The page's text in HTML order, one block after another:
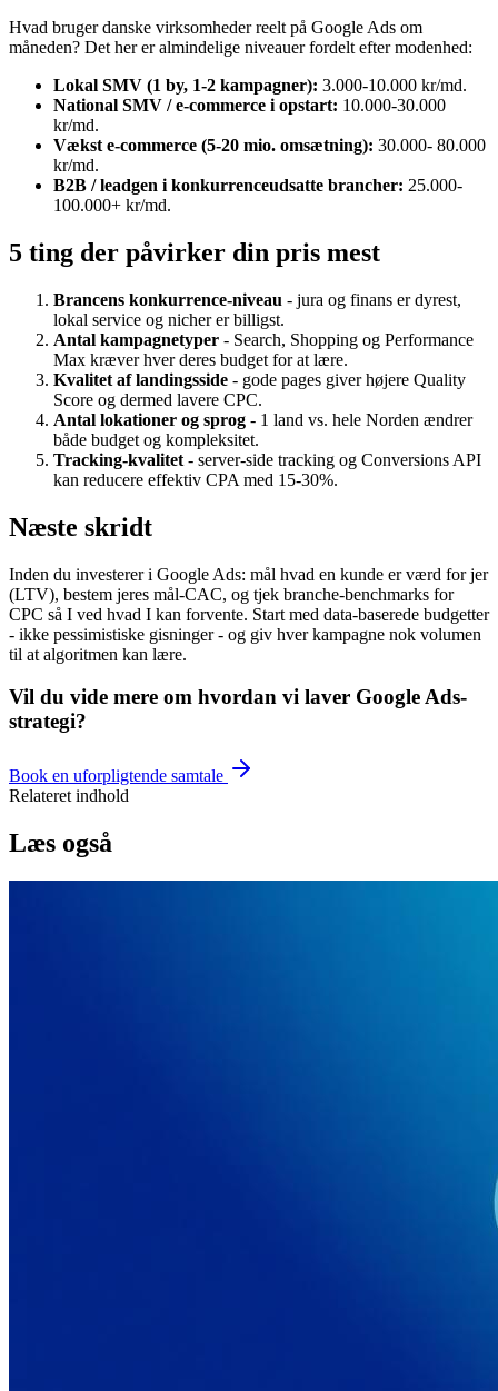
Hvad bruger danske virksomheder reelt på Google Ads om
måneden? Det her er almindelige niveauer fordelt efter modenhed:
Lokal SMV (1 by, 1-2 kampagner): 3.000-10.000 kr/md.
National SMV / e-commerce i opstart: 10.000-30.000
kr/md.
Vækst e-commerce (5-20 mio. omsætning): 30.000- 80.000
kr/md.
B2B / leadgen i konkurrenceudsatte brancher: 25.000-
100.000+ kr/md.
5 ting der påvirker din pris mest
Brancens konkurrence-niveau - jura og finans er dyrest,
lokal service og nicher er billigst.
Antal kampagnetyper - Search, Shopping og Performance
Max kræver hver deres budget for at lære.
Kvalitet af landingsside - gode pages giver højere Quality
Score og dermed lavere CPC.
Antal lokationer og sprog - 1 land vs. hele Norden ændrer
både budget og kompleksitet.
Tracking-kvalitet - server-side tracking og Conversions API
kan reducere effektiv CPA med 15-30%.
Næste skridt
Inden du investerer i Google Ads: mål hvad en kunde er værd for jer
(LTV), bestem jeres mål-CAC, og tjek branche-benchmarks for
CPC så I ved hvad I kan forvente. Start med data-baserede budgetter
- ikke pessimistiske gisninger - og giv hver kampagne nok volumen
til at algoritmen kan lære.
Vil du vide mere om hvordan vi laver Google Ads-
strategi?
Book en uforpligtende samtale
Relateret indhold
Læs også